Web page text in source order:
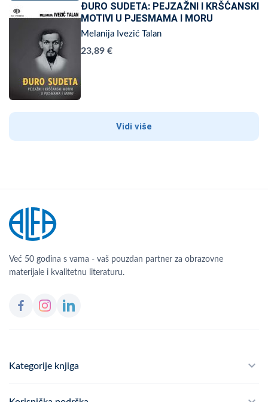
ĐURO SUDETA: PEJZAŽNI I KRŠĆANSKI
MOTIVI U PJESMAMA I MORU
Melanija Ivezić Talan
23,89 €
Vidi više
Već 50 godina s vama - vaš pouzdan partner za obrazovne
materijale i kvalitetnu literaturu.
Kategorije knjiga
Školski program